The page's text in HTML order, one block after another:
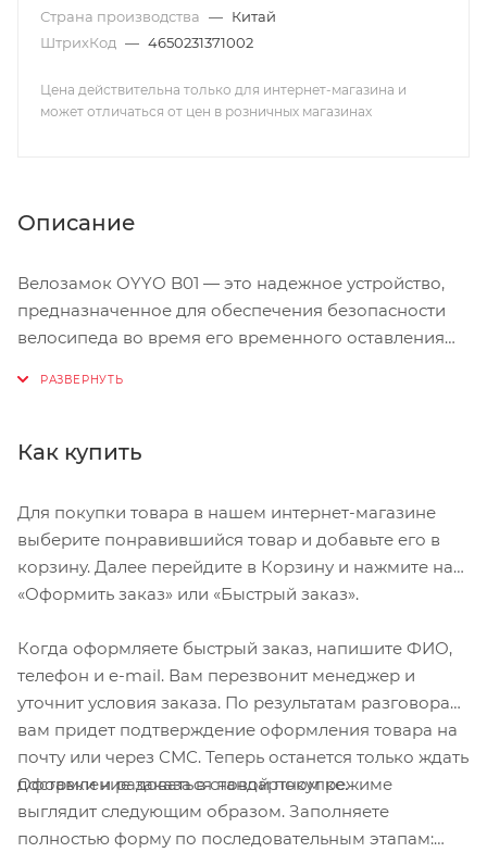
Страна производства — Китай
ШтрихКод — 4650231371002
Цена действительна только для интернет-магазина и
может отличаться от цен в розничных магазинах
Описание
Велозамок OYYO B01 — это надежное устройство,
предназначенное для обеспечения безопасности
велосипеда во время его временного оставления
инженерами OYYO. Велозамок оснащен
несанкционированного доступа. Этот механизм
дополнительно усилен прочной стальной
пластиной, что делает его практически неуязвимым
для попыток разбить замок. Особенностью этого
сплетенный из стальной проволоки большого
сечения. Это значительно повышает его прочность и
делает практически невозможным разрыв или
перекусывание троса. В комплекте с велозамком
OYYO B01 поставляются 2 ключа, что позволяет
иметь запасной ключ в случае утери или потери
основного. Длина замка составляет 1200 мм, что
обеспечивает достаточное пространство для
Как купить
Для покупки товара в нашем интернет-магазине
выберите понравившийся товар и добавьте его в
корзину. Далее перейдите в Корзину и нажмите на
«Оформить заказ» или «Быстрый заказ».
Когда оформляете быстрый заказ, напишите ФИО,
телефон и e-mail. Вам перезвонит менеджер и
уточнит условия заказа. По результатам разговора
вам придет подтверждение оформления товара на
почту или через СМС. Теперь останется только ждать
доставки и радоваться новой покупке.
Оформление заказа в стандартном режиме
выглядит следующим образом. Заполняете
полностью форму по последовательным этапам: